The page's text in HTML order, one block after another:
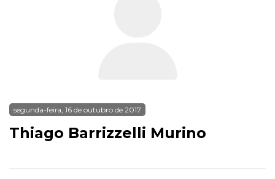
segunda-feira, 16 de outubro de 2017
Thiago Barrizzelli Murino